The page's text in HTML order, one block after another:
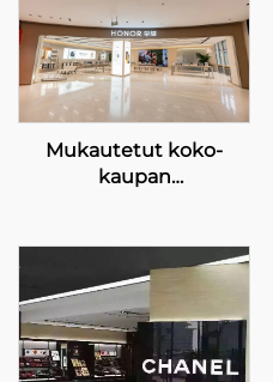
Mukautetut koko-
kaupan